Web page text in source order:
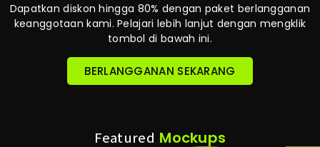
Dapatkan diskon hingga 80% dengan paket berlangganan
keanggotaan kami. Pelajari lebih lanjut dengan mengklik
tombol di bawah ini.
BERLANGGANAN SEKARANG
Featured Mockups